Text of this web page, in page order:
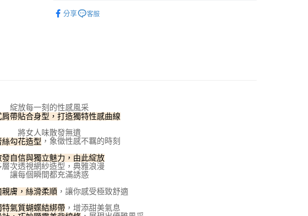
２．便利：只要手機號碼，簡訊認證，即可結帳。
絡購買商品的店家。未經商家同意取消之訂單仍視為有效，需透過AFTEE
先享後付繳納相關費用。
是否繳費成功／繳費後需取消欲退款等相關疑問，請聯繫「AFTEE先享後
付客戶支援中心」 https://netprotections.freshdesk.com/support/home
【注意事項】
１．透過由恩沛科技股份有限公司提供之「AFTEE先享後付」服務完成之
交易，需依本服務之必要範圍內提供個人資料，並將交易相關給付款項請
２．關於個人資料處理事宜，請瀏覽以下網址：
https://aftee.tw/terms/#terms3
３．未成年的使用者請事先徵得法定代理人或監護人之同意方可使用
運送方式
7-11取貨付款
每筆NT$100，滿NT$800(含以上)免運費
付款後7-11取貨
每筆NT$100，滿NT$800(含以上)免運費
宅配
每筆NT$100，滿NT$800(含以上)免運費
海外宅配
分享 客服
綻放每一刻的性感風采
肩帶貼合身型，打造獨特性感曲線
將女人味散發無遺
絲勾花造型 ，象徵性感不羈的時刻
發自信與獨立魅力，由此綻放
層次透視網紗造型，典雅浪漫
讓每個瞬間都充滿誘惑
膚，絲滑柔順 ，讓你感受極致舒適
特氣質蝴蝶結綁帶 ，增添甜美氣息